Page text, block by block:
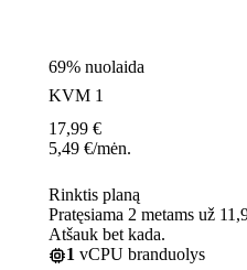
69% nuolaida
KVM 1
17,99 €
5,49 €/mėn.
Rinktis planą
Pratęsiama 2 metams už
Atšauk bet kada.
1 vCPU branduolys